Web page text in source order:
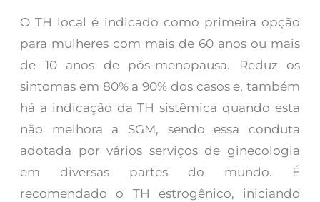
O TH local é indicado como primeira opção
para mulheres com mais de 60 anos ou mais
de 10 anos de pós-menopausa. Reduz os
sintomas em 80% a 90% dos casos e, também
há a indicação da TH sistêmica quando esta
não melhora a SGM, sendo essa conduta
adotada por vários serviços de ginecologia
em diversas partes do mundo. É
recomendado o TH estrogênico, iniciando